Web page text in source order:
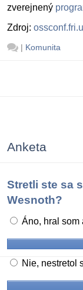
zverejnený
Zdroj:
| Komunita
Anketa
Stretli ste sa
Wesnoth?
Áno, hral som
Nie, nestretol